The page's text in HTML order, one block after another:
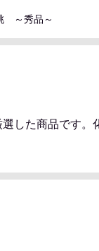
～秀品～
した商品です。